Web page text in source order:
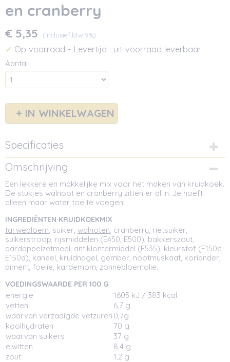
en cranberry
€ 5,35 (inclusief btw 9%)
✓ Op voorraad - Levertijd : uit voorraad leverbaar
Aantal
IN WINKELWAGEN
Specificaties
Netto gewicht
0,75 Kg
Afmetingen (l,b,h)
11,50 x 5,50 x 13 cm
Omschrijving
Een lekkere en makkelijke mix voor het maken van kruidkoek.
De stukjes walnoot en cranberry zitten er al in. Je hoeft
alleen maar water toe te voegen!
INGREDIËNTEN KRUIDKOEKMIX
tarwebloem, suiker, walnoten, cranberry, rietsuiker,
suikerstroop, rijsmiddelen (E450, E500), bakkerszout,
aardappelzetmeel, antiklontermiddel (E535), kleurstof (E150c,
E150d), kaneel, kruidnagel, gember, nootmuskaat, koriander,
piment, foelie, kardemom, zonnebloemolie.
VOEDINGSWAARDE PER 100 G
energie
1605 kJ / 383 kcal
vetten
6,7 g
waarvan verzadigde vetzuren 0,7g
koolhydraten
70 g
waarvan suikers
37 g
eiwitten
8,4 g
zout
1,2 g